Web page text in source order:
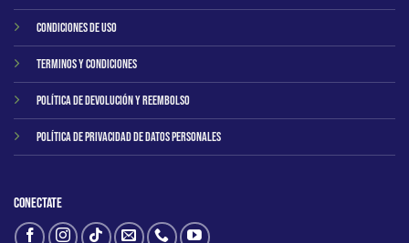
Condiciones de uso
Terminos y condiciones
Política de Devolución y Reembolso
Política de Privacidad de Datos Personales
Conectate